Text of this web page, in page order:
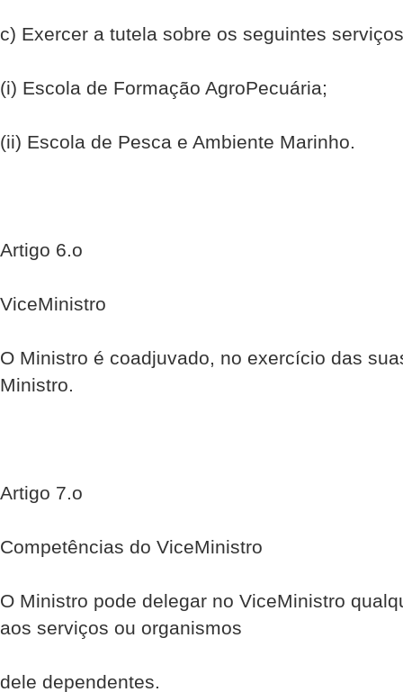
c) Exercer a tutela sobre os seguintes
(i) Escola de Formação Agro­Pecuária;
(ii) Escola de Pesca e Ambiente Marinho.
Artigo 6.o
Vice­Ministro
O Ministro é coadjuvado, no exercício das
Ministro.
Artigo 7.o
Competências do Vice­Ministro
O Ministro pode delegar no Vice­Ministro
aos serviços ou organismos
dele dependentes.